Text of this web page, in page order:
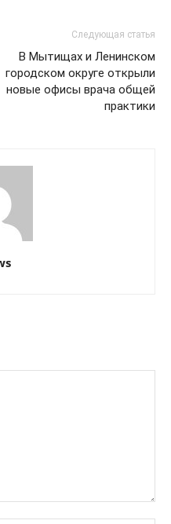
Следующая статья
В Мытищах и Ленинском
городском округе открыли
новые офисы врача общей
практики